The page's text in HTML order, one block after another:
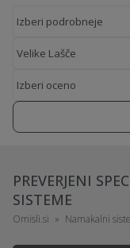
PREVERJENI
SISTEME
Omisli.si Namakalni